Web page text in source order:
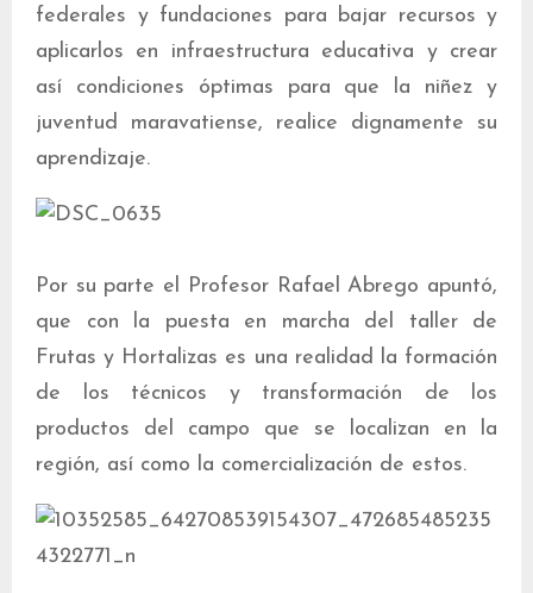
federales y fundaciones para bajar recursos y
aplicarlos en infraestructura educativa y crear
así condiciones óptimas para que la niñez y
juventud maravatiense, realice dignamente su
aprendizaje.
Por su parte el Profesor Rafael Abrego apuntó,
que con la puesta en marcha del taller de
Frutas y Hortalizas es una realidad la formación
de los técnicos y transformación de los
productos del campo que se localizan en la
región, así como la comercialización de estos.